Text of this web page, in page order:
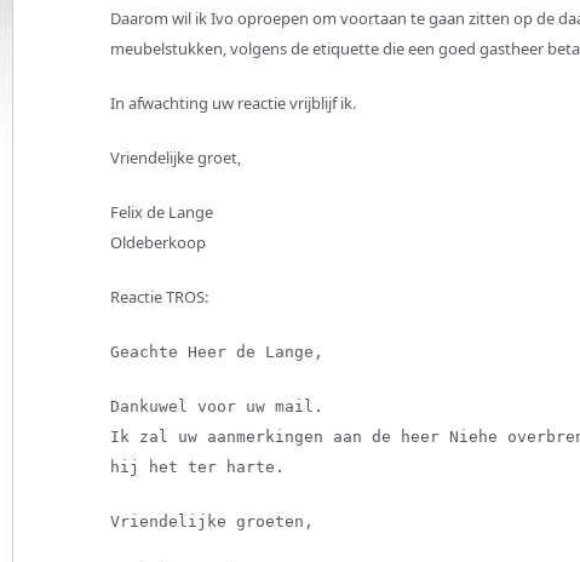
Daarom wil ik Ivo oproepen om voortaan te gaan zitten op de
meubelstukken, volgens de etiquette die een goed gastheer
In afwachting uw reactie vrijblijf ik.
Vriendelijke groet,
Felix de Lange
Oldeberkoop
Reactie TROS:
Geachte Heer de Lange,
Dankuwel voor uw mail.
Ik zal uw aanmerkingen aan de heer Niehe
hij het ter harte.
Vriendelijke groeten,